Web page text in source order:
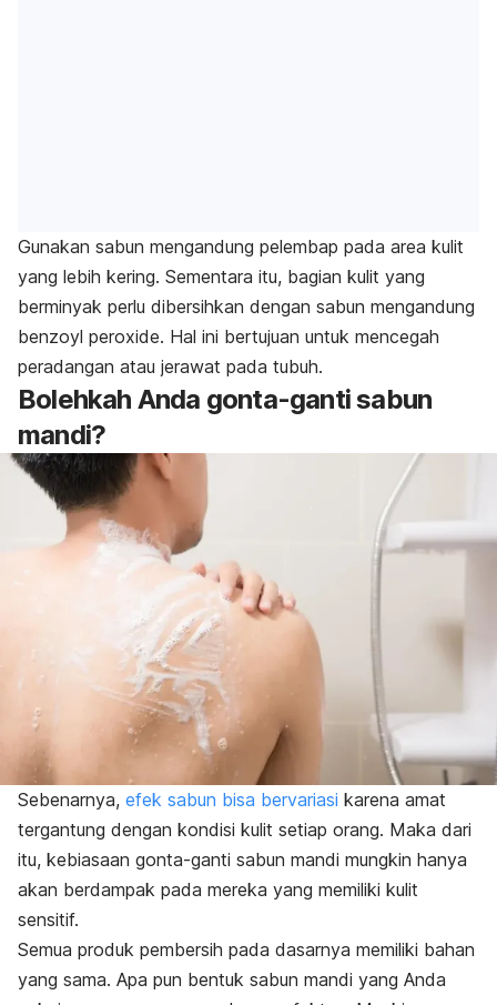
Gunakan sabun mengandung pelembap pada area kulit
yang lebih kering. Sementara itu, bagian kulit yang
berminyak perlu dibersihkan dengan sabun mengandung
benzoyl peroxide. Hal ini bertujuan untuk mencegah
peradangan atau jerawat pada tubuh.
Bolehkah Anda gonta-ganti sabun
mandi?
Sebenarnya, efek sabun bisa bervariasi karena amat
tergantung dengan kondisi kulit setiap orang. Maka dari
itu, kebiasaan gonta-ganti sabun mandi mungkin hanya
akan berdampak pada mereka yang memiliki kulit
sensitif.
Semua produk pembersih pada dasarnya memiliki bahan
yang sama. Apa pun bentuk sabun mandi yang Anda